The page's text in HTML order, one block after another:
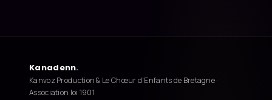
Kanadenn.
·
Kanvoz Production & Le Chœur d'Enfants de Bretagne ·
Association loi 1901